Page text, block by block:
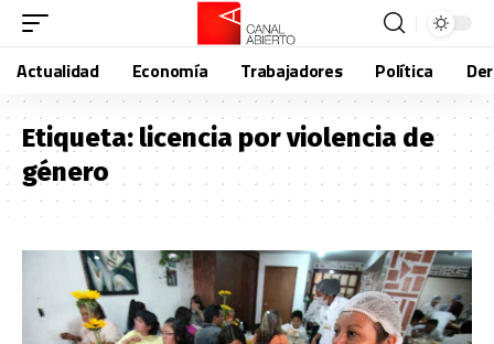
Actualidad Economía Trabajadores Política
Etiqueta:licencia por violencia de
género